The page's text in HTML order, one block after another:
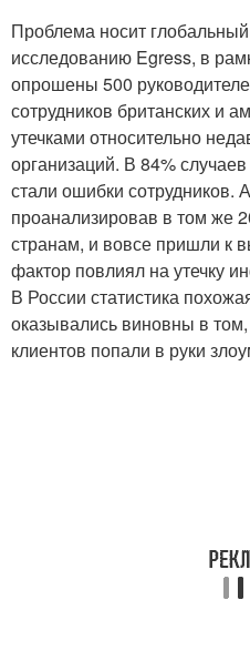
Проблема носит
исследованию Egress, в
опрошены 500
сотрудников британских и
утечками относительно
организаций. В 84%
стали ошибки сотрудников.
проанализировав в том же
странам, и вовсе пришли к
фактор повлиял на утечку
В России статистика
оказывались виновны в
клиентов попали в руки